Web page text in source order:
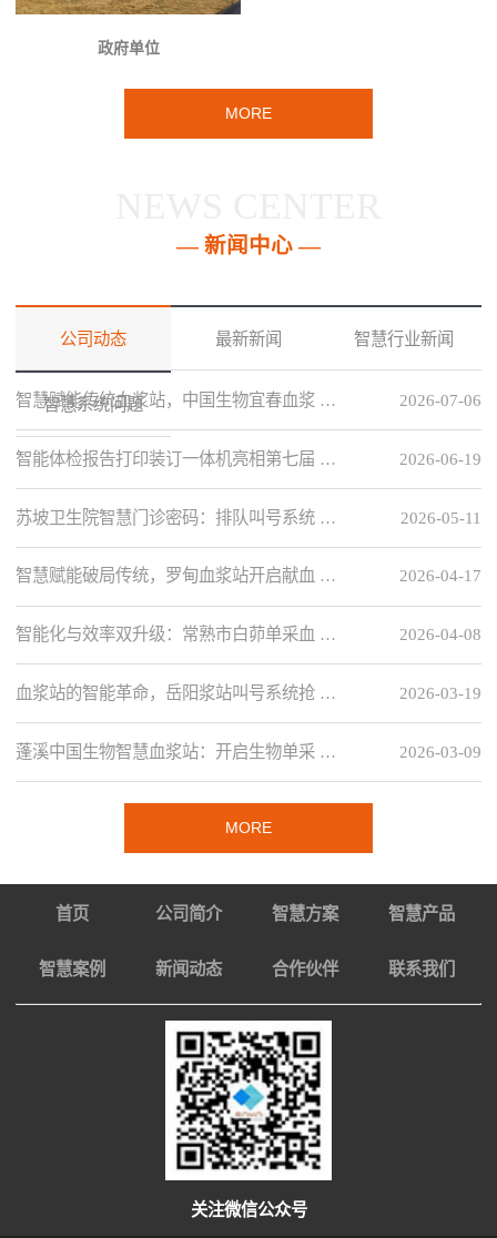
政府单位
MORE
— 新闻中心 —
公司动态 最新新闻 智慧行业新闻
智慧系统问题 2026-07-06
智慧赋能传统血浆站，中国生物宜春血浆 …
2026-06-19
智能体检报告打印装订一体机亮相第七届 …
2026-05-11
苏坡卫生院智慧门诊密码：排队叫号系统 …
2026-04-17
智慧赋能破局传统，罗甸血浆站开启献血 …
2026-04-08
智能化与效率双升级：常熟市白茆单采血 …
2026-03-19
血浆站的智能革命，岳阳浆站叫号系统抢 …
2026-03-09
蓬溪中国生物智慧血浆站：开启生物单采 …
MORE
首页 公司简介 智慧方案 智慧产品
智慧案例 新闻动态 合作伙伴 联系我们
关注微信公众号